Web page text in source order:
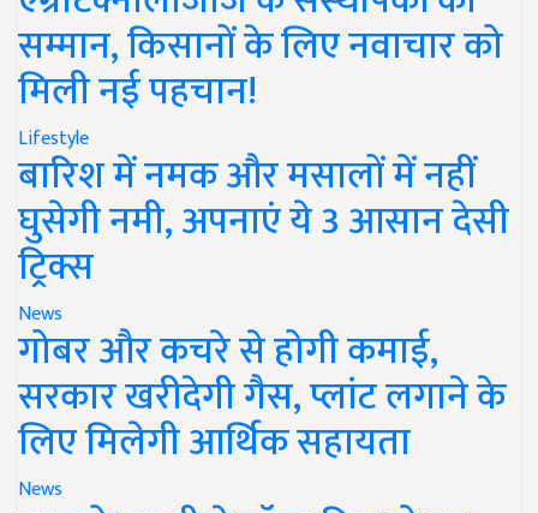
सम्मान, किसानों के लिए नवाचार को
मिली नई पहचान!
Lifestyle
बारिश में नमक और मसालों में नहीं
घुसेगी नमी, अपनाएं ये 3 आसान देसी
ट्रिक्स
News
गोबर और कचरे से होगी कमाई,
सरकार खरीदेगी गैस, प्लांट लगाने के
लिए मिलेगी आर्थिक सहायता
News